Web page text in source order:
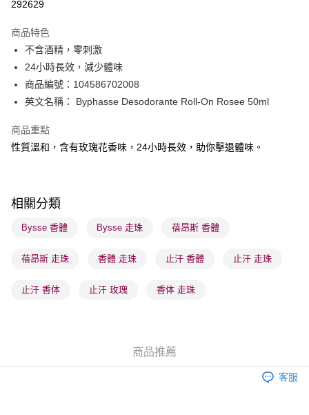
PayMe
WeChat Pay
BoC Pay
送貨方式
順豐自助櫃 - 確認發貨後1-3個工作天送達
順豐站及營業點 - 確認發貨後1-3個工作天送達
物流公司進行物流配送
292629
商品特色
不含酒精，零刺激
24小時長效，減少體味
商品編號：104586702008
英文名稱： Byphasse Desodorante Roll-On Rosee 50ml
商品重點
性質溫和，含有玫瑰花香味，24小時長效，助你擊退體味。
相關分類
Bysse 香體 Bysse 走珠 蓓昂斯 香體
蓓昂斯 走珠 香體 走珠 止汗 香體 止汗 走珠
止汗 香体 止汗 玫瑰 香体 走珠
商品推薦
客服